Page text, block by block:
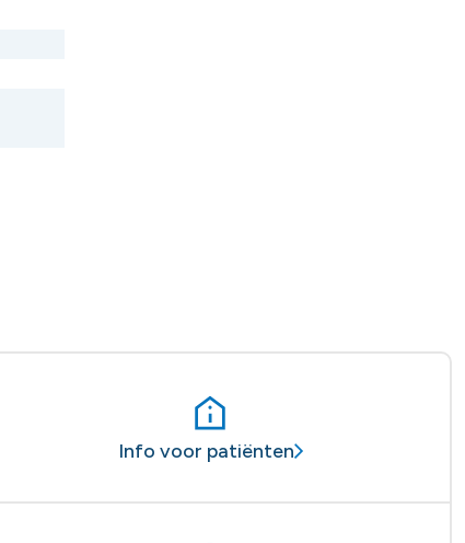
Info voor patiënten